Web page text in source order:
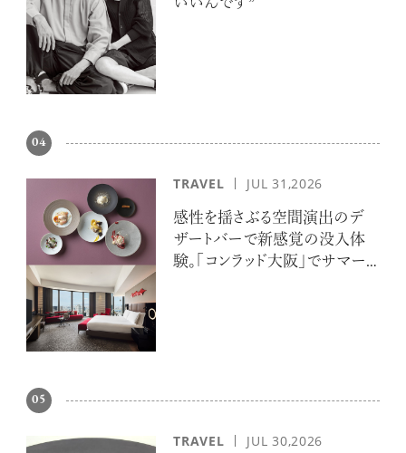
いいんです”
04
TRAVEL JUL 31,2026
感性を揺さぶる空間演出のデ
ザートバーで新感覚の没入体
験。「コンラッド大阪」でサマー
05
TRAVEL JUL 30,2026